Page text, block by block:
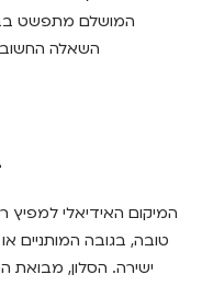
המושלם מתפשט
השאלה
המיקום האידיאלי למפיץ
טובה, בגובה המותניים
ישירה. הסלון, מבואת